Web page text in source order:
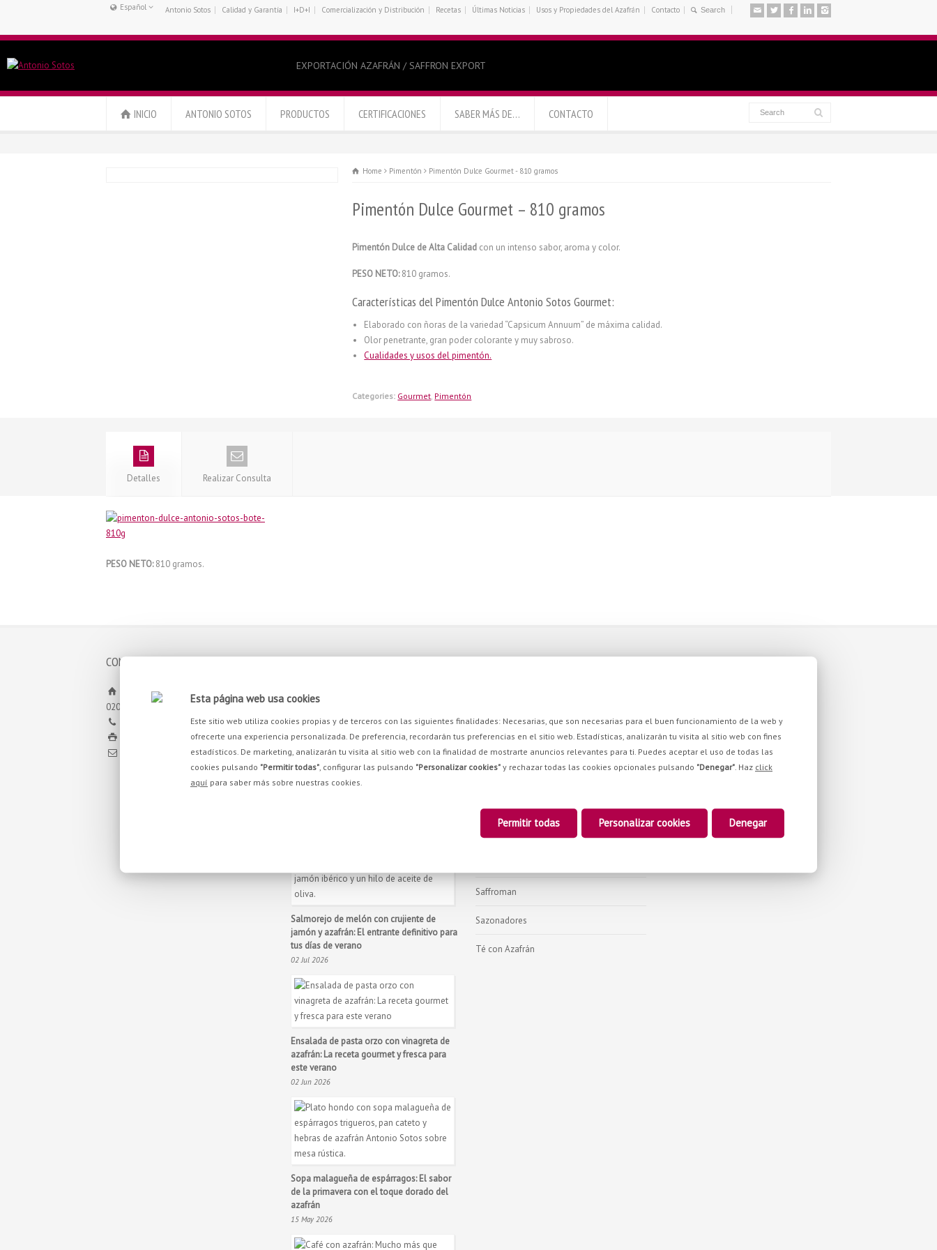
Esta página web usa cookies
Este sitio web utiliza cookies propias y de terceros con las siguientes finalidades: Necesarias, que son necesarias para el buen funcionamiento de la web y
ofrecerte una experiencia personalizada. De preferencia, recordarán tus preferencias en el sitio web. Estadísticas, analizarán tu visita al sitio web con fines
estadísticos. De marketing, analizarán tu visita al sitio web con la finalidad de mostrarte anuncios relevantes para ti. Puedes aceptar el uso de todas las
cookies pulsando "Permitir todas", configurar las pulsando "Personalizar cookies" y rechazar todas las cookies opcionales pulsando "Denegar". Haz click
aquí para saber más sobre nuestras cookies.
Permitir todas Personalizar cookies Denegar
Antonio Sotos Calidad y Garantía I+D+I Comercialización y Distribución Recetas Últimas Noticias Usos y Propiedades del Azafrán Contacto
Español
EXPORTACIÓN AZAFRÁN / SAFFRON EXPORT
INICIO ANTONIO SOTOS PRODUCTOS CERTIFICACIONES SABER MÁS DE… CONTACTO
Home Pimentón Pimentón Dulce Gourmet - 810 gramos
Pimentón Dulce Gourmet – 810 gramos
Pimentón Dulce de Alta Calidad con un intenso sabor, aroma y color.
PESO NETO:810 gramos.
Características del Pimentón Dulce Antonio Sotos Gourmet:
Elaborado con ñoras de la variedad “Capsicum Annuum” de máxima calidad.
Olor penetrante, gran poder colorante y muy sabroso.
Cualidades y usos del pimentón.
Categories: Gourmet, Pimentón
Detalles Realizar Consulta
PESO NETO:810 gramos.
CONTACT
Pq. Emp. Campollano. Calle H, nº8
02007, Albacete
info@antoniosotos.com
YOU BE INTERESTED IN
Judías blancas con espinacas al azafrán y
pimentón: El potaje express más meloso y
Salmorejo de melón con crujiente de
jamón y azafrán: El entrante definitivo para
tus días de verano
02 Jul 2026
Ensalada de pasta orzo con vinagreta de
azafrán: La receta gourmet y fresca para
este verano
02 Jun 2026
Sopa malagueña de espárragos: El sabor
de la primavera con el toque dorado del
azafrán
15 May 2026
OUR PRODUCTS
Especias
Gourmet
Miel con Azafrán
Packs Azafrán & Pimentón
Saffroman
Sazonadores
Té con Azafrán
WE ARE YOU STILL?